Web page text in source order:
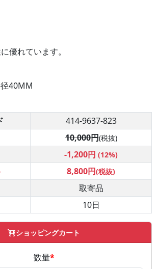
優れています。
40MM
414-9637-823
10,000円(税抜)
-1,200円 (12%)
8,800円(税抜)
取寄品
10日
ショッピングカート
数量*